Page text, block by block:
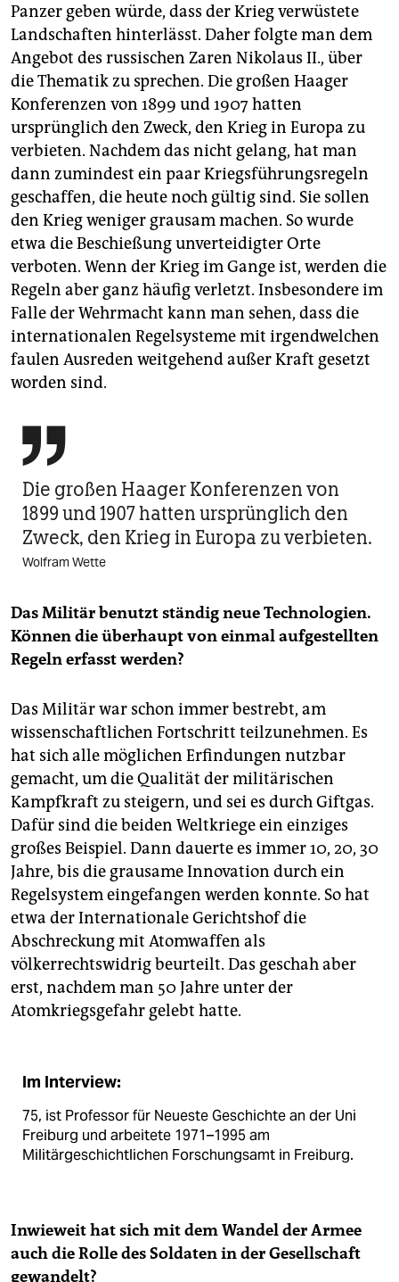
Panzer geben würde, dass der Krieg verwüstete
Landschaften hinterlässt. Daher folgte man dem
Angebot des russischen Zaren Nikolaus II., über
die Thematik zu sprechen. Die großen Haager
Konferenzen von 1899 und 1907 hatten
ursprünglich den Zweck, den Krieg in Europa zu
verbieten. Nachdem das nicht gelang, hat man
dann zumindest ein paar Kriegsführungsregeln
geschaffen, die heute noch gültig sind. Sie sollen
den Krieg weniger grausam machen. So wurde
etwa die Beschießung unverteidigter Orte
verboten. Wenn der Krieg im Gange ist, werden die
Regeln aber ganz häufig verletzt. Insbesondere im
Falle der Wehrmacht kann man sehen, dass die
internationalen Regelsysteme mit irgendwelchen
faulen Ausreden weitgehend außer Kraft gesetzt
worden sind.

Die großen Haager Konferenzen von
1899 und 1907 hatten ursprünglich den
Zweck, den Krieg in Europa zu verbieten.
Wolfram Wette
Das Militär benutzt ständig neue Technologien.
Können die überhaupt von einmal aufgestellten
Regeln erfasst werden?
Das Militär war schon immer bestrebt, am
wissenschaftlichen Fortschritt teilzunehmen. Es
hat sich alle möglichen Erfindungen nutzbar
gemacht, um die Qualität der militärischen
Kampfkraft zu steigern, und sei es durch Giftgas.
Dafür sind die beiden Weltkriege ein einziges
großes Beispiel. Dann dauerte es immer 10, 20, 30
Jahre, bis die grausame Innovation durch ein
Regelsystem eingefangen werden konnte. So hat
etwa der Internationale Gerichtshof die
Abschreckung mit Atomwaffen als
völkerrechtswidrig beurteilt. Das geschah aber
erst, nachdem man 50 Jahre unter der
Atomkriegsgefahr gelebt hatte.
Im Interview:
75, ist Professor für Neueste Geschichte an der Uni
Freiburg und arbeitete 1971–1995 am
Militärgeschichtlichen Forschungsamt in Freiburg.
Inwieweit hat sich mit dem Wandel der Armee
auch die Rolle des Soldaten in der Gesellschaft
gewandelt?